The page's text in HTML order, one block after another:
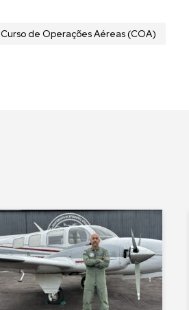
Curso de Operações Aéreas (COA)